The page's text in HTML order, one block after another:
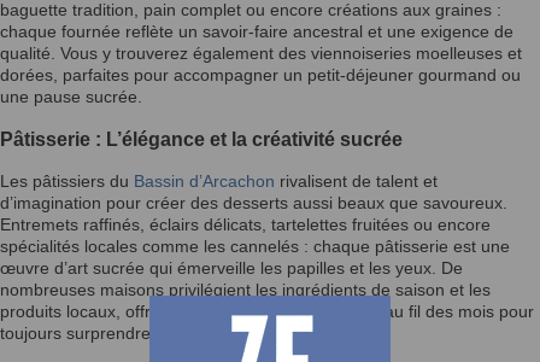
baguette tradition, pain complet ou encore créations aux graines :
chaque fournée reflète un savoir-faire ancestral et une exigence de
qualité. Vous y trouverez également des viennoiseries moelleuses et
dorées, parfaites pour accompagner un petit-déjeuner gourmand ou
une pause sucrée.
Pâtisserie : L’élégance et la créativité sucrée
Les pâtissiers du Bassin d’Arcachon rivalisent de talent et
d’imagination pour créer des desserts aussi beaux que savoureux.
Entremets raffinés, éclairs délicats, tartelettes fruitées ou encore
spécialités locales comme les cannelés : chaque pâtisserie est une
œuvre d’art sucrée qui émerveille les papilles et les yeux. De
nombreuses maisons privilégient les ingrédients de saison et les
produits locaux, offrant des créations qui évoluent au fil des mois pour
toujours surprendre les gourmets.